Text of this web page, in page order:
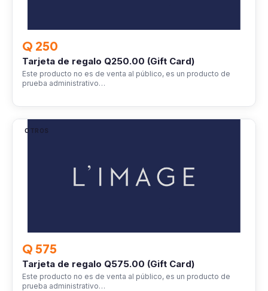
Q 250
Tarjeta de regalo Q250.00 (Gift Card)
Este producto no es de venta al público, es un producto de
prueba administrativo…
OTROS
Q 575
Tarjeta de regalo Q575.00 (Gift Card)
Este producto no es de venta al público, es un producto de
prueba administrativo…